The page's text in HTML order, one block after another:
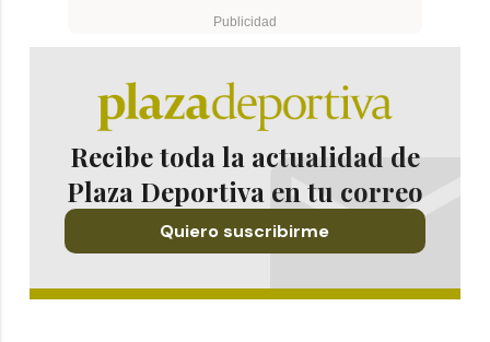
Recibe toda la actualidad de
Plaza Deportiva en tu correo
Quiero suscribirme